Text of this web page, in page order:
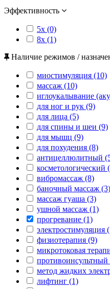
Эффективность
5x (0)
8x (1)
Наличие режимов /
миостимуляция (10)
массаж (10)
иглоукалывание
для ног и рук (9)
для лица (5)
для спины и шеи (9)
для мышц (9)
для похудения (8)
антицеллюлитный
косметологический
вибромассаж (8)
баночный массаж (3)
массаж гуаша (3)
ушной массаж (1)
прогревание (1)
электростимуляция
физиотерапия (9)
микротоковая
противоинсультный
метод жидких
лифтинг (1)